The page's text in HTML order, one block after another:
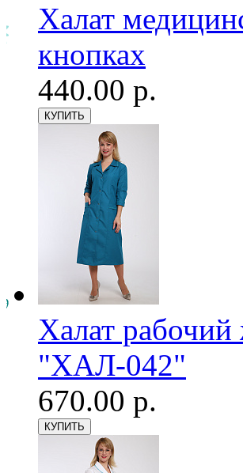
Халат
кнопках
440.00 р.
Халат
"ХАЛ-042"
670.00 р.